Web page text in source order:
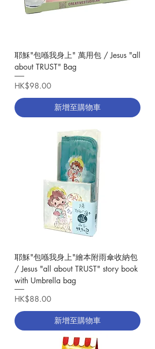
耶穌"包喺我身上" 萬用包 / Jesus "all
about TRUST" Bag
價格
HK$98.00
新增至購物車
耶穌"包喺我身上"繪本附雨傘收納包
/ Jesus "all about TRUST" story book
with Umbrella bag
價格
HK$88.00
新增至購物車